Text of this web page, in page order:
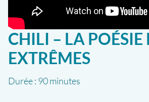
CHILI – LA POÉSIE
EXTRÊMES
Durée : 90 minutes